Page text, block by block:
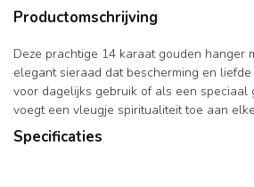
Productomschrijving
Deze prachtige 14 karaat gouden hanger
elegant sieraad dat bescherming en
voor dagelijks gebruik of als een speciaal
voegt een vleugje spiritualiteit toe aan
Specificaties